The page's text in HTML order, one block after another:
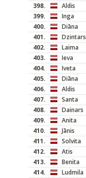
398.
Aldis
399.
Inga
400.
Diāna
401.
Dzintars
402.
Laima
403.
Ieva
404.
Iveta
405.
Diāna
406.
Aldis
407.
Santa
408.
Dainars
409.
Anita
410.
Jānis
411.
Solvita
412.
Atis
413.
Benita
414.
Ludmila